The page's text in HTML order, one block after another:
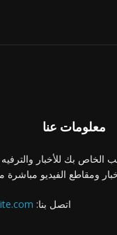
معلومات عنا
الخاص بك للأخبار
ومقاطع الفيديو مباشرة
اتصل بنا: